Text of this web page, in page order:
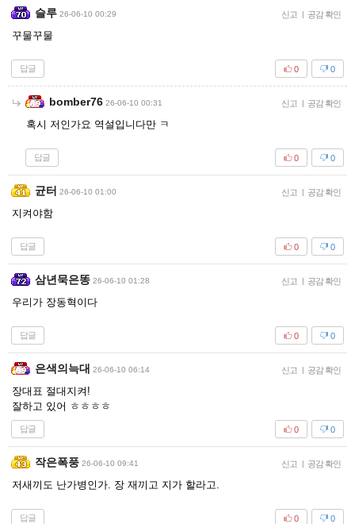
슬루 26-06-10 00:29 신고 | 공감 확인
꾸물꾸물
답글 0
0
bomber76 26-06-10 00:31 신고 | 공감 확인
혹시 저인가요 역설입니다만 ㅋ
답글 0
0
균터 26-06-10 01:00 신고 | 공감 확인
지켜야함
답글 0
0
삼년묵은똥 26-06-10 01:28 신고 | 공감 확인
우리가 장동혁이다
답글 0
0
은색의늑대 26-06-10 06:14 신고 | 공감 확인
장대표 절대지켜!
잘하고 있어 ㅎㅎㅎㅎ
답글 0
0
작은폭풍 26-06-10 09:41 신고 | 공감 확인
저새끼도 난가병인가. 장 재끼고 지가 할라고.
답글 0
0